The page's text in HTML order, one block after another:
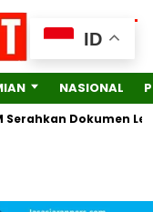
NASIONAL
Dokumen
ID